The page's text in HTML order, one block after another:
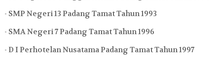
- SMP Negeri 13 Padang Tamat Tahun 1993
- SMA Negeri 7 Padang Tamat Tahun 1996
- D I Perhotelan Nusatama Padang Tamat Tahun 1997